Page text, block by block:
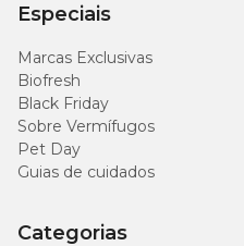
Especiais
Marcas Exclusivas
Biofresh
Black Friday
Sobre Vermífugos
Pet Day
Guias de cuidados
Categorias